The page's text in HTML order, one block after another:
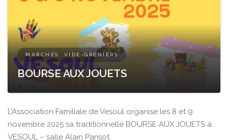
MARCHÉS, VIDE-GRENIERS
BOURSE AUX JOUETS
L’Association Familiale de Vesoul organise les 8 et 9
novembre 2025 sa traditionnelle BOURSE AUX JOUETS à
VESOUL – salle Alain Parisot.